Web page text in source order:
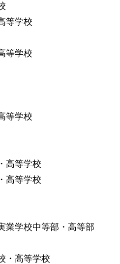
等学校
等学校
等学校
高等学校
高等学校
業学校中等部・高等部
・高等学校